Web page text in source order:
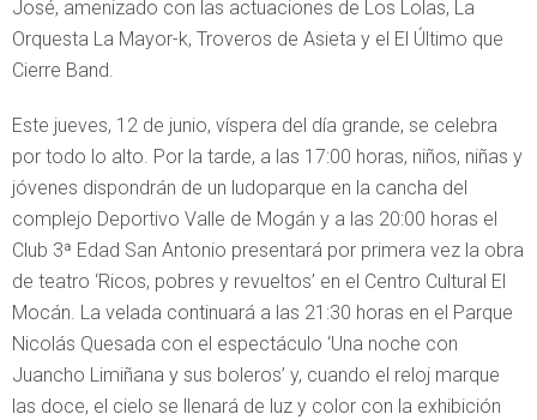
José, amenizado con las actuaciones de Los Lolas, La
Orquesta La Mayor-k, Troveros de Asieta y el El Último que
Cierre Band.
Este jueves, 12 de junio, víspera del día grande, se celebra
por todo lo alto. Por la tarde, a las 17:00 horas, niños, niñas y
jóvenes dispondrán de un ludoparque en la cancha del
complejo Deportivo Valle de Mogán y a las 20:00 horas el
Club 3ª Edad San Antonio presentará por primera vez la obra
de teatro ‘Ricos, pobres y revueltos’ en el Centro Cultural El
Mocán. La velada continuará a las 21:30 horas en el Parque
Nicolás Quesada con el espectáculo ‘Una noche con
Juancho Limiñana y sus boleros’ y, cuando el reloj marque
las doce, el cielo se llenará de luz y color con la exhibición